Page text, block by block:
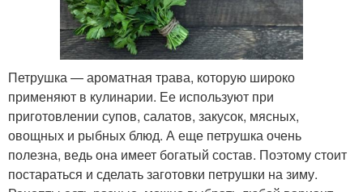
Петрушка — ароматная трава, которую широко
применяют в кулинарии. Ее используют при
приготовлении супов, салатов, закусок, мясных,
овощных и рыбных блюд. А еще петрушка очень
полезна, ведь она имеет богатый состав. Поэтому стоит
постараться и сделать заготовки петрушки на зиму.